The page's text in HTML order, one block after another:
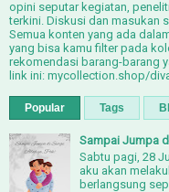
opini seputar kegiatan,
terkini. Diskusi dan masukan
Semua konten yang ada
yang bisa kamu filter pada
rekomendasi barang-barang
link ini: mycollection.shop/
Popular Tags
Sampai Jumpa
Sabtu pagi, 28
aku akan
berlangsung